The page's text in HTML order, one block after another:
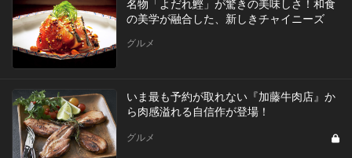
名物「よだれ鰹」が驚きの美味しさ！和食
の美学が融合した、新しきチャイニーズ
グルメ
いま最も予約が取れない『加藤牛肉店』か
ら肉感溢れる自信作が登場！
グルメ